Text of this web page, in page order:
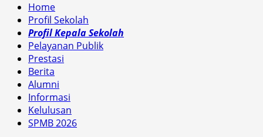
Home
Profil Sekolah
Profil Kepala Sekolah
Pelayanan Publik
Prestasi
Berita
Alumni
Informasi
Kelulusan
SPMB 2026